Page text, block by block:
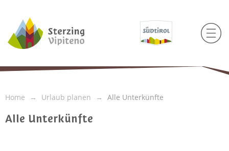
Home Urlaub planen Alle Unterkünfte
Alle Unterkünfte